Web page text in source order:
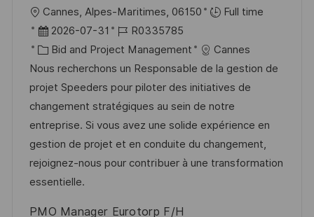
O
r
t
Cannes, Alpes-Maritimes, 06150
Full time
D
a
t
u
m
d
e
r
V
2026-07-31
J
o
b
-
I
D
R0335785
K
a
t
e
g
o
r
i
Bid and Project Management
Cannes
Nous recherchons un Responsable de la gestion de
projet Speeders pour piloter des initiatives de
changement stratégiques au sein de notre
entreprise. Si vous avez une solide expérience en
gestion de projet et en conduite du changement,
rejoignez-nous pour contribuer à une transformation
essentielle.
PMO Manager Eurotorp F/H